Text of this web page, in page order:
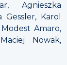
Agnieszka
Karol
Amaro,
Nowak,